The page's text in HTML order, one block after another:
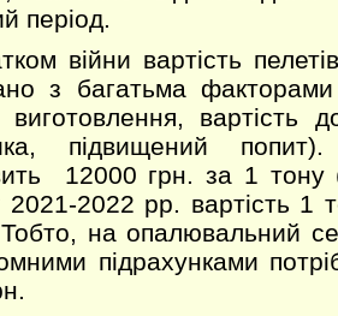
період.
війни вартість
з багатьма
вартість
підвищений
12000 грн. за 1 тону
2021-2022 рр. вартість 1
на опалювальний
підрахунками